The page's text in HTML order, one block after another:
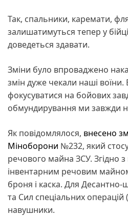
Так, спальники, каремати,
залишатимуться тепер у
доведеться здавати.
Зміни було впроваджено
змін дуже чекали наші
фокусуватися на бойових
обмундирування ми завжди
Як повідомлялося, внесено
Міноборони №232, який
речового майна ЗСУ. Згідно
інвентарним речовим
броня і каска. Для
та Сил спеціальних
навушники.